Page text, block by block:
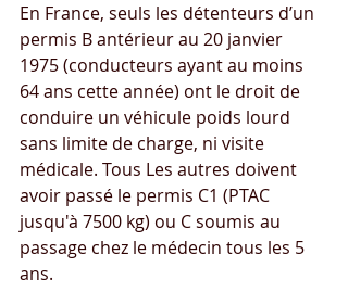
En France, seuls les détenteurs d’un
permis B antérieur au 20 janvier
1975 (conducteurs ayant au moins
64 ans cette année) ont le droit de
conduire un véhicule poids lourd
sans limite de charge, ni visite
médicale. Tous Les autres doivent
avoir passé le permis C1 (PTAC
jusqu'à 7500 kg) ou C soumis au
passage chez le médecin tous les 5
ans.